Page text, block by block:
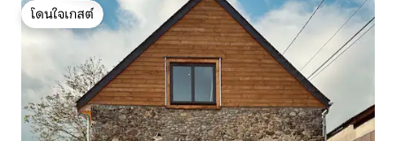
โดนใจเกสต์
โดนใจเกสต์